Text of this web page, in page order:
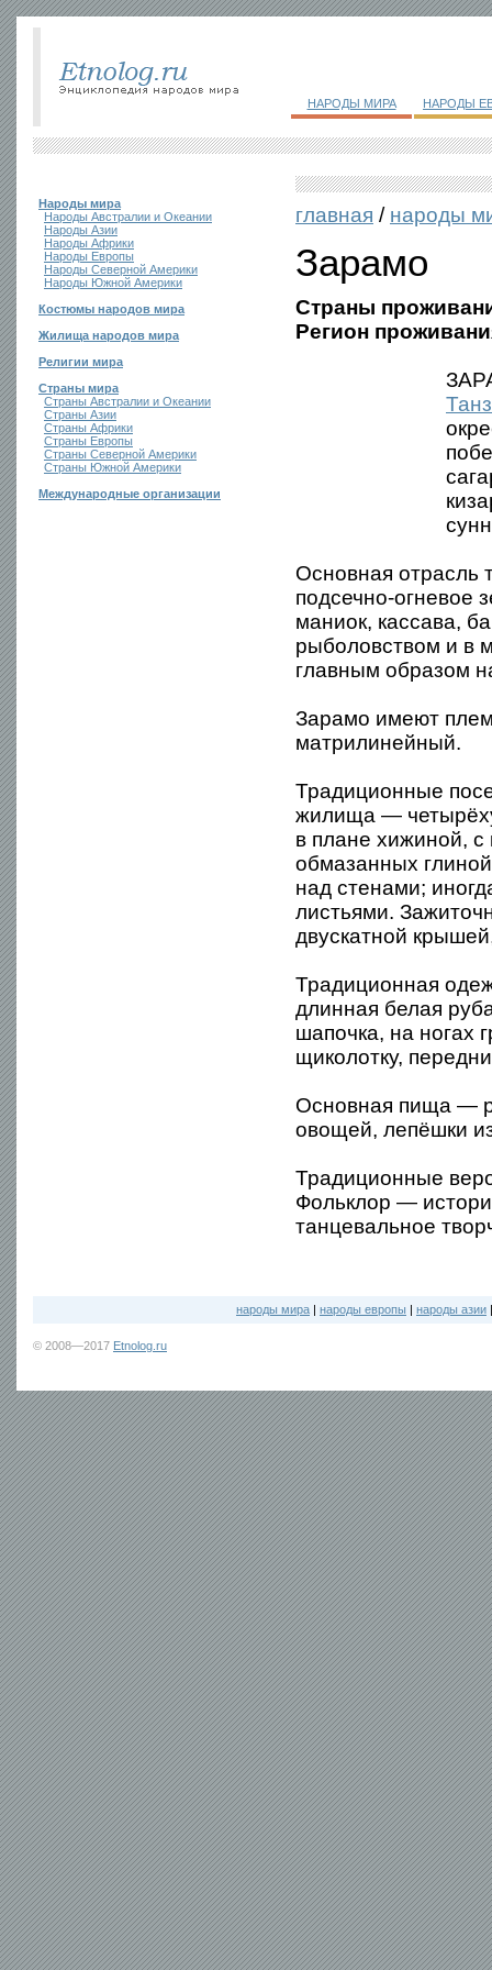
НАРОДЫ МИРА НАРОДЫ
Народы мира
Народы Австралии и Океании
Народы Азии
Народы Африки
Народы Европы
Народы Северной Америки
Народы Южной Америки
Костюмы народов мира
Жилища народов мира
Религии мира
Страны мира
Страны Австралии и Океании
Страны Азии
Страны Африки
Страны Европы
Страны Северной Америки
Страны Южной Америки
Международные организации
главная / народы
Зарамо
Страны
Регион
Основная отрасль
подсечно-огневое
маниок, кассава,
рыболовством и в
главным образом
Зарамо имеют
матрилинейный.
Традиционные
жилища —
в плане хижиной,
обмазанных
над стенами;
листьями.
двускатной
Традиционная
длинная белая
шапочка, на
щиколотку,
Основная пища —
овощей, лепёшки
Традиционные
Фольклор —
танцевальное
народы мира | народы европы | народы азии
© 2008—2017 Etnolog.ru